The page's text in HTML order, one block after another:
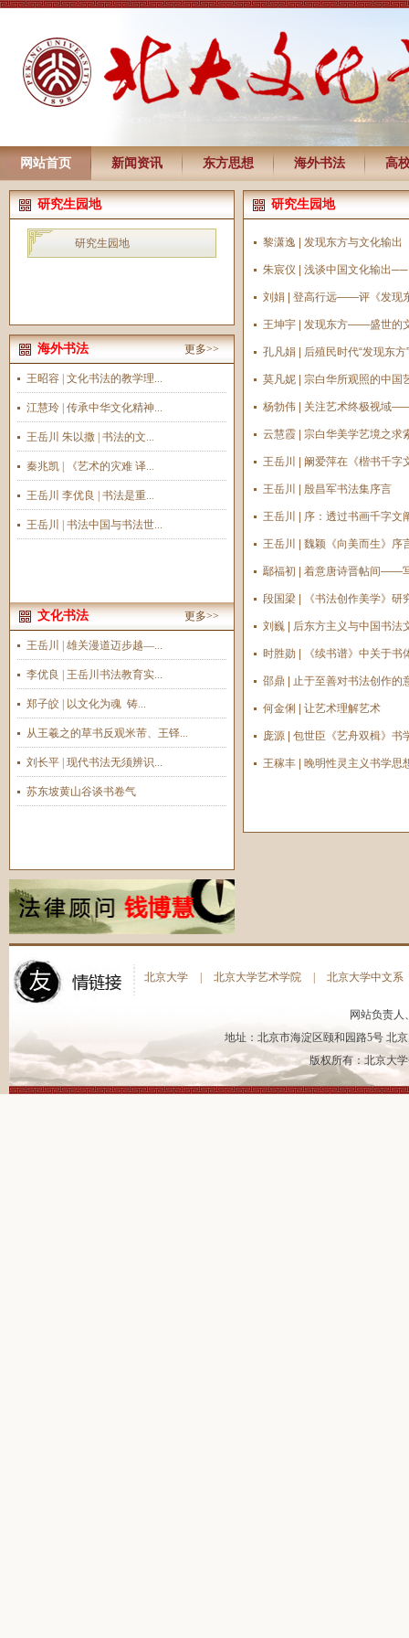
网站首页 新闻资讯 东方思想 海外书法 高
研究生园地
研究生园地
海外书法 更多>>
王昭容 | 文化书法的教学理...
江慧玲 | 传承中华文化精神...
王岳川 朱以撒 | 书法的文...
秦兆凯 | 《艺术的灾难 译...
王岳川 李优良 | 书法是重...
王岳川 | 书法中国与书法世...
文化书法 更多>>
王岳川 | 雄关漫道迈步越—...
李优良 | 王岳川书法教育实...
郑子皎 | 以文化为魂 铸...
从王羲之的草书反观米芾、王铎...
刘长平 | 现代书法无须辨识...
苏东坡黄山谷谈书卷气
研究生园地
黎潇逸 | 发现东方与文化输出
朱宸仪 | 浅谈中国文化输出
刘娟 | 登高行远——评《发现
王坤宇 | 发现东方——盛世的
孔凡娟 | 后殖民时代“发现东方
莫凡妮 | 宗白华所观照的中国
杨勃伟 | 关注艺术终极视域
云慧霞 | 宗白华美学艺境之求
王岳川 | 阚爱萍在《楷书千字
王岳川 | 殷昌军书法集序言
王岳川 | 序：透过书画千字文
王岳川 | 魏颖《向美而生》序
鄢福初 | 着意唐诗晋帖间——
段国梁 | 《书法创作美学》研
刘巍 | 后东方主义与中国书法
时胜勋 | 《续书谱》中关于书
邵鼎 | 止于至善对书法创作的
何金俐 | 让艺术理解艺术
庞源 | 包世臣《艺舟双楫》书
王稼丰 | 晚明性灵主义书学
北京大学 北京大学艺术学院 北京大学中文系
网站负责
地址：北京市海淀区颐和园路5号 北
版权所有：北京大